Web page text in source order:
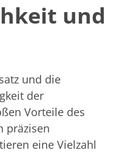
und
und die
der
Vorteile des
präzisen
eine Vielzahl